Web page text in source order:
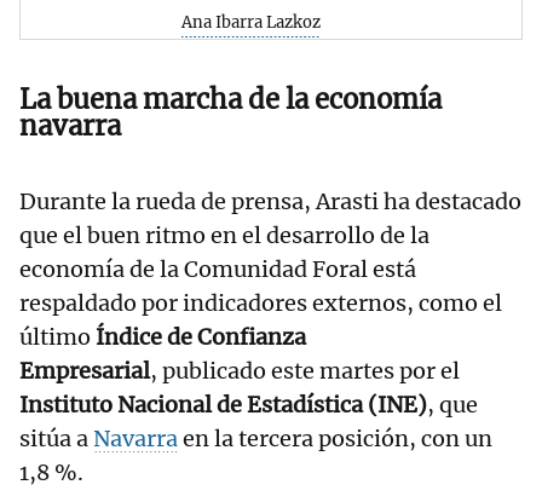
Ana Ibarra Lazkoz
La buena marcha de la economía
navarra
Durante la rueda de prensa, Arasti ha destacado
que el buen ritmo en el desarrollo de la
economía de la Comunidad Foral está
respaldado por indicadores externos, como el
último Índice de Confianza
Empresarial, publicado este martes por el
Instituto Nacional de Estadística (INE), que
sitúa a Navarraen la tercera posición, con un
1,8 %.